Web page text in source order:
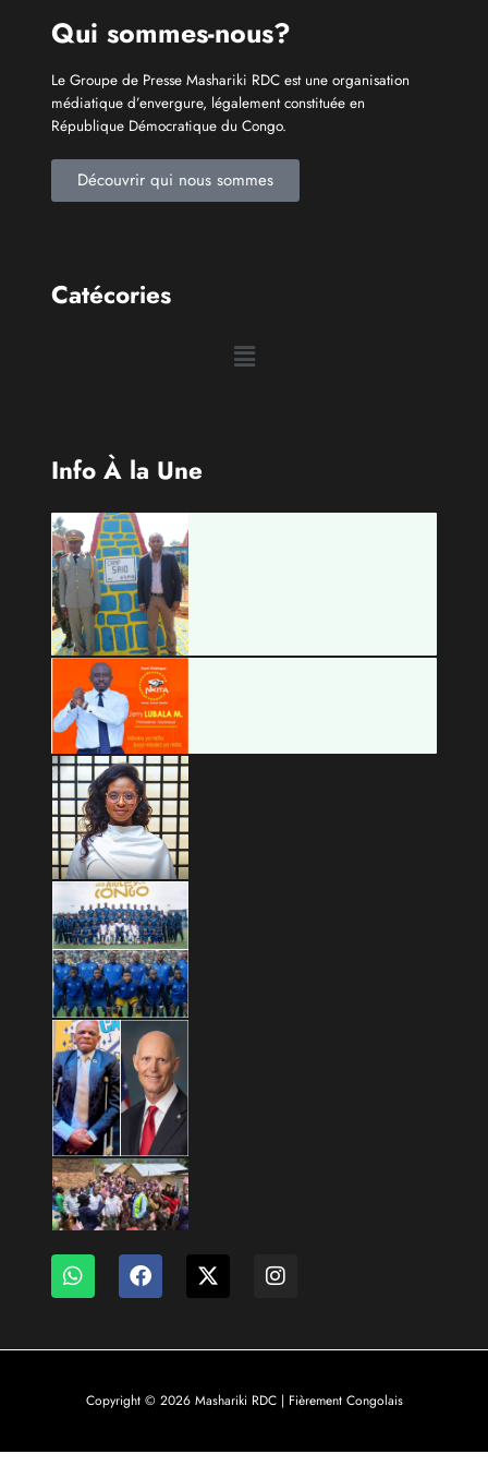
Congolais fièrement
Qui sommes-nous?
Le Groupe de Presse Mashariki RDC est une organisation
médiatique d’envergure, légalement constituée en
République Démocratique du Congo.
Info À la Une
Copyright © 2026 Mashariki RDC | Fièrement Congolais